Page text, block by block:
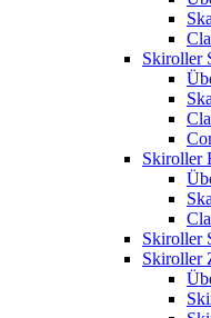
Skiroller
Skiroller
Skiroller
Skiroller